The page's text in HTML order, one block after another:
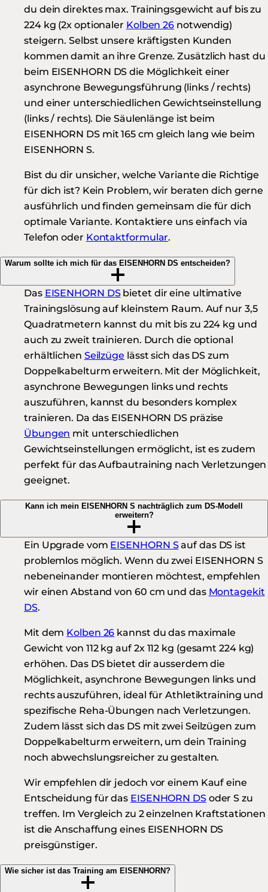
du dein direktes max. Trainingsgewicht auf bis zu
224 kg (2x optionaler Kolben 26 notwendig)
steigern. Selbst unsere kräftigsten Kunden
kommen damit an ihre Grenze. Zusätzlich hast du
beim EISENHORN DS die Möglichkeit einer
asynchrone Bewegungsführung (links / rechts)
und einer unterschiedlichen Gewichtseinstellung
(links / rechts). Die Säulenlänge ist beim
EISENHORN DS mit 165 cm gleich lang wie beim
EISENHORN S.
Bist du dir unsicher, welche Variante die Richtige
für dich ist? Kein Problem, wir beraten dich gerne
ausführlich und finden gemeinsam die für dich
optimale Variante. Kontaktiere uns einfach via
Telefon oder Kontaktformular.
Warum sollte ich mich für das EISENHORN DS entscheiden?
Das EISENHORN DSbietet dir eine ultimative
Trainingslösung auf kleinstem Raum. Auf nur 3,5
Quadratmetern kannst du mit bis zu 224 kg und
auch zu zweit trainieren. Durch die optional
erhältlichen Seilzüge lässt sich das DS zum
Doppelkabelturm erweitern. Mit der Möglichkeit,
asynchrone Bewegungen links und rechts
auszuführen, kannst du besonders komplex
trainieren. Da das EISENHORN DS präzise
Übungen mit unterschiedlichen
Gewichtseinstellungen ermöglicht, ist es zudem
perfekt für das Aufbautraining nach Verletzungen
geeignet.
Kann ich mein EISENHORN S nachträglich zum DS-Modell
erweitern?
Ein Upgrade vom EISENHORN Sauf das DS ist
problemlos möglich. Wenn du zwei EISENHORN S
nebeneinander montieren möchtest, empfehlen
wir einen Abstand von 60 cm und das Montagekit
DS.
Mit dem Kolben 26 kannst du das maximale
Gewicht von 112 kg auf 2x 112 kg (gesamt 224 kg)
erhöhen. Das DS bietet dir ausserdem die
Möglichkeit, asynchrone Bewegungen links und
rechts auszuführen, ideal für Athletiktraining und
spezifische Reha-Übungen nach Verletzungen.
Zudem lässt sich das DS mit zwei Seilzügen zum
Doppelkabelturm erweitern, um dein Training
noch abwechslungsreicher zu gestalten.
Wir empfehlen dir jedoch vor einem Kauf eine
Entscheidung für das EISENHORN DSoder S zu
treffen. Im Vergleich zu 2 einzelnen Kraftstationen
ist die Anschaffung eines EISENHORN DS
preisgünstiger.
Wie sicher ist das Training am EISENHORN?